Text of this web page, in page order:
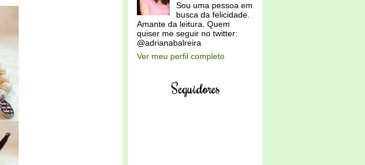
Sou uma pessoa em
busca da felicidade.
Amante da leitura. Quem
quiser me seguir no twitter:
@adrianabalreira
Ver meu perfil completo
Seguidores